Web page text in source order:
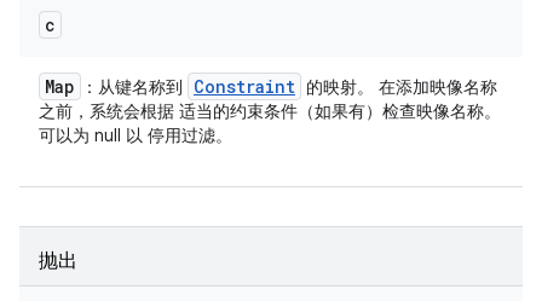
c
Map ：从键名称到 Constraint 的映射。 在添加映像名称
之前，系统会根据 适当的约束条件（如果有）检查映像名称。
可以为 null 以 停用过滤。
抛出